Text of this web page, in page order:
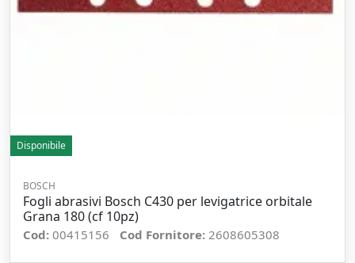
Disponibile
BOSCH
Fogli abrasivi Bosch C430 per levigatrice orbitale
Grana 180 (cf 10pz)
Cod: 00415156 Cod Fornitore: 2608605308